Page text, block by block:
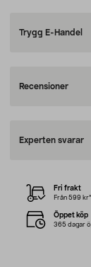
Trygg E-Handel
Recensioner
Experten svarar
Fri frakt
Från 599 kr*
Öppet köp
365 dagar